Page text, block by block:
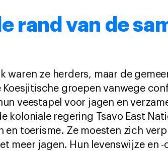
rand van de
waren ze herders, maar de
groepen vanwege
veestapel voor jagen en
koloniale regering Tsavo East
en toerisme. Ze moesten zich
meer jagen. Hun levenswijze en